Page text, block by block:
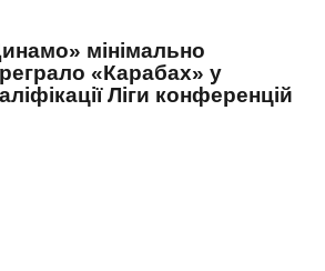
мінімально
«Карабах» у
Ліги конференцій